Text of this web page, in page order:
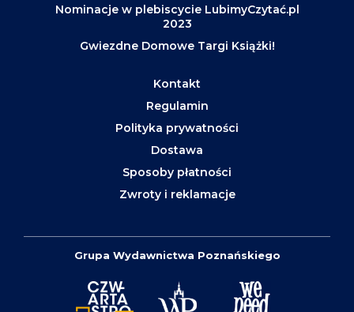
Nominacje w plebiscycie LubimyCzytać.pl
2023
Gwiezdne Domowe Targi Książki!
Kontakt
Regulamin
Polityka prywatności
Dostawa
Sposoby płatności
Zwroty i reklamacje
Grupa Wydawnictwa Poznańskiego